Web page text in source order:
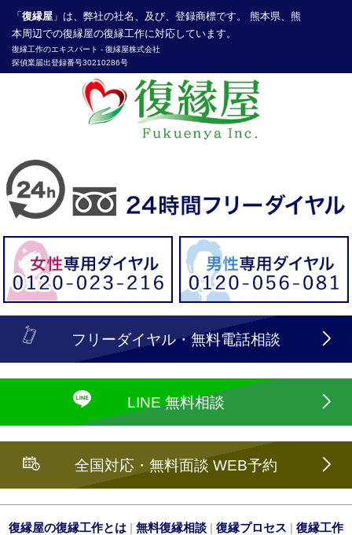
「 復縁屋 」は、弊社の社名、及び、登録商標です。 熊本県、熊
本周辺での復縁屋の復縁工作に対応しています。
復縁工作のエキスパート - 復縁屋株式会社
探偵業届出登録番号30210286号
フリーダイヤル・無料電話相談
LINE 無料相談
全国対応・無料面談 WEB予約
復縁屋の復縁工作とは | 無料復縁相談 | 復縁プロセス | 復縁工作